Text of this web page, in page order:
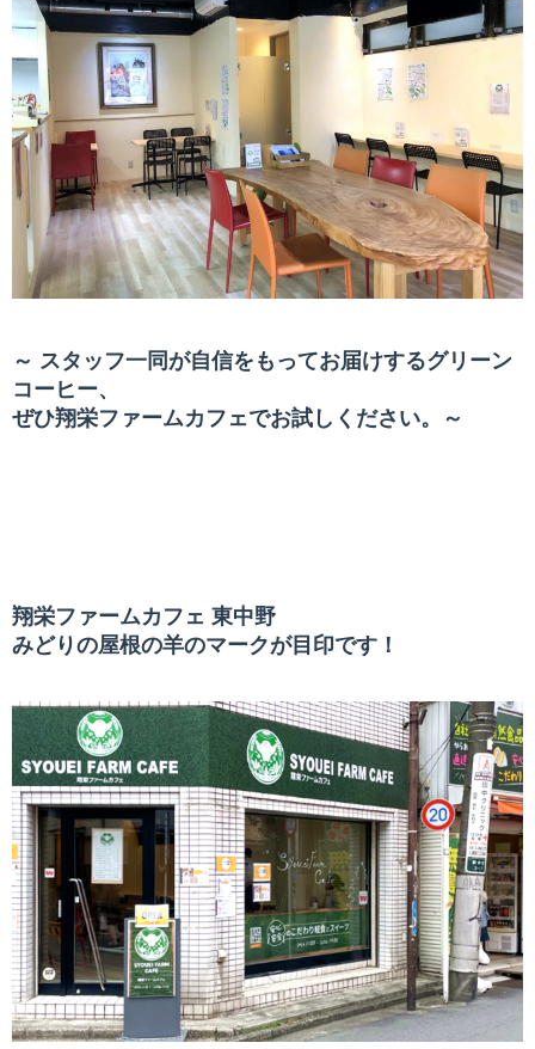
～ スタッフ一同が自信をもってお届けするグリーン
コーヒー、
ぜひ翔栄ファームカフェでお試しください。～
翔栄ファームカフェ 東中野
みどりの屋根の羊のマークが目印です！